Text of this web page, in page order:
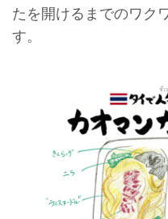
たを開けるまでのワク
す。